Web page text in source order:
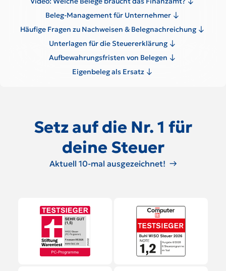
Beleg-Management für Unternehmer
Häufige Fragen zu Nachweisen & Belegnachreichung
Unterlagen für die Steuererklärung
Aufbewahrungsfristen von Belegen
Eigenbeleg als Ersatz
Setz auf die Nr. 1 für
deine Steuer
Aktuell 10-mal ausgezeichnet!